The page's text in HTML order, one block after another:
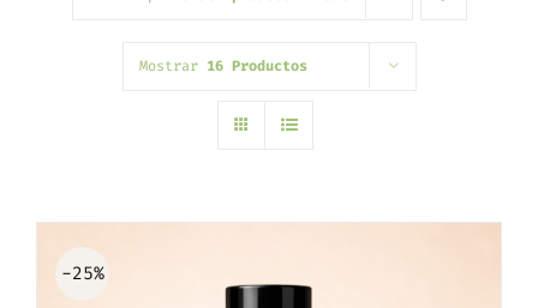
Mostrar 16 Productos
-25%